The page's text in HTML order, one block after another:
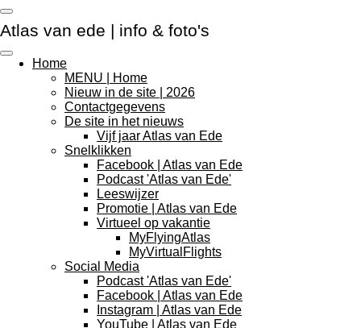
Ga
direct
de
hoofdinhoud
Atlas van ede | info & foto's
Home
MENU | Home
Nieuw in de site | 2026
Contactgegevens
De site in het nieuws
Vijf jaar Atlas van Ede
Snelklikken
Facebook | Atlas van Ede
Podcast 'Atlas van Ede'
Leeswijzer
Promotie | Atlas van Ede
Virtueel op vakantie
MyFlyingAtlas
MyVirtualFlights
Social Media
Podcast 'Atlas van Ede'
Facebook | Atlas van Ede
Instagram | Atlas van Ede
YouTube | Atlas van Ede